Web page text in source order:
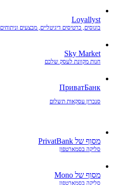
Loyallyst
בונוסים, כרטיסים דיגיטליים, מבצעים וניתוחים
Sky Market
חנות מקוונת לעסק שלכם
ПриватБанк
סנכרון עסקאות תשלום
מסוף של PrivatBank
סליקה בסמארטפון
מסוף של Mono
סליקה בסמארטפון